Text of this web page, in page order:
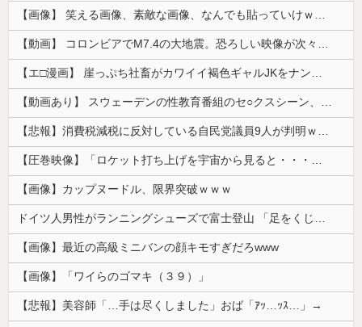
【画像】 笑える画像、素敵な画像、なんでも貼っていけｗｗｗｗｗ
【動画】 コロンビアでM7.4の大地震。恐ろしい映像が次々と届く。
【エ□漫画】 崖っぷち社畜がカワイイ褐色ギャルJKをナンパから助けた結果…！お礼にエ●チなマッサージからの甘々の純愛交尾…！
【動画あり】 スウェーデンの性教育番組のセ○クスシーン、AVの10倍エ□いと話題に
【悲報】消費税減税に反対している自民党議員9人が判明ｗｗｗｗｗｗ
【圧巻映像】「ロケット打ち上げを宇宙から見ると・・・」の動画が衝撃的
【画像】カップヌードル、限界突破ｗｗｗ
ドイツ人男性がランニングシューズで富士登山 「足をくじいて動けない」
【画像】最近の高級ミニバンの顔キモすぎだろwww
【画像】「ワイらのゴマキ（３９）」
【悲報】美容師「…手は尽くしました」おば「ｱｯ…ｯｽ…」→